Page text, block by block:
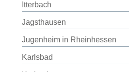
Itterbach
Jagsthausen
Jugenheim in Rheinhessen
Karlsbad